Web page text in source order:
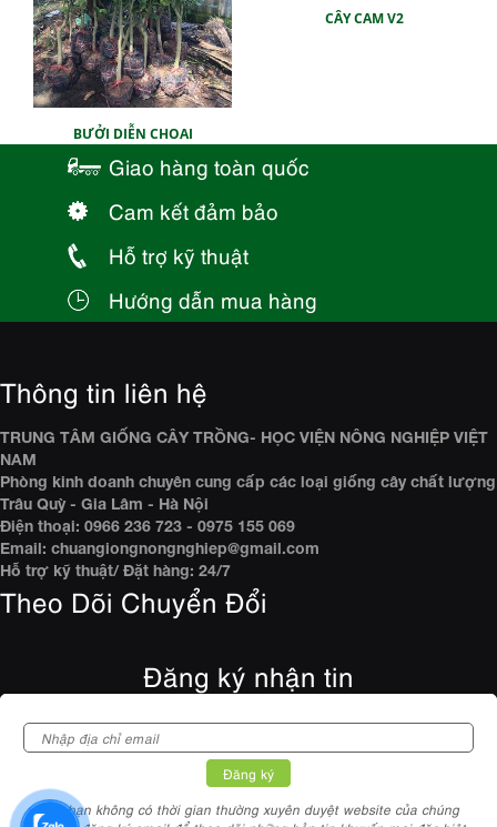
BƯỞI DIỄN CHOAI
CÂY CAM V2
Giao hàng toàn quốc
Cam kết đảm bảo
Hỗ trợ kỹ thuật
Hướng dẫn mua hàng
Thông tin liên hệ
TRUNG TÂM GIỐNG CÂY TRỒNG- HỌC VIỆN NÔNG NGHIỆP VIỆT
NAM
Phòng kinh doanh chuyên cung cấp các loại giống cây chất lượng
Trâu Quỳ - Gia Lâm - Hà Nội
Điện thoại: 0966 236 723 - 0975 155 069
Email: chuangiongnongnghiep@gmail.com
Hỗ trợ kỹ thuật/ Đặt hàng: 24/7
Theo Dõi Chuyển Đổi
Đăng ký nhận tin
Nếu bạn không có thời gian thường xuyên duyệt website của chúng